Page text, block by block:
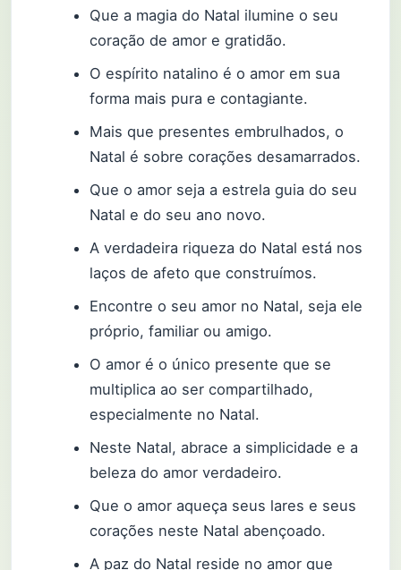
Que a magia do Natal ilumine o seu
coração de amor e gratidão.
O espírito natalino é o amor em sua
forma mais pura e contagiante.
Mais que presentes embrulhados, o
Natal é sobre corações desamarrados.
Que o amor seja a estrela guia do seu
Natal e do seu ano novo.
A verdadeira riqueza do Natal está nos
laços de afeto que construímos.
Encontre o seu amor no Natal, seja ele
próprio, familiar ou amigo.
O amor é o único presente que se
multiplica ao ser compartilhado,
especialmente no Natal.
Neste Natal, abrace a simplicidade e a
beleza do amor verdadeiro.
Que o amor aqueça seus lares e seus
corações neste Natal abençoado.
A paz do Natal reside no amor que